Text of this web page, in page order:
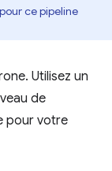
ce pipeline
Utilisez un
de
pour votre